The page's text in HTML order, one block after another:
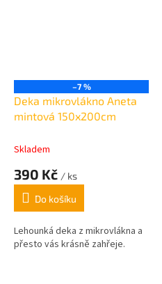
–7 %
Deka mikrovlákno Aneta
mintová 150x200cm
Skladem
390 Kč / ks
Do košíku
Lehounká deka z mikrovlákna a
přesto vás krásně zahřeje.